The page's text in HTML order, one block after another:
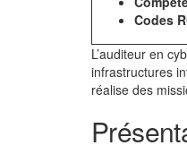
Codes
L’auditeur en
infrastructures
réalise des